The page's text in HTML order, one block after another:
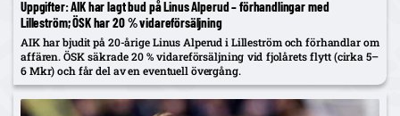
Uppgifter: AIK har lagt bud på Linus Alperud – förhandlingar med
Lilleström; ÖSK har 20 % vidareförsäljning
AIK har bjudit på 20-årige Linus Alperud i Lilleström och förhandlar om
affären. ÖSK säkrade 20 % vidareförsäljning vid fjolårets flytt (cirka 5–
6 Mkr) och får del av en eventuell övergång.